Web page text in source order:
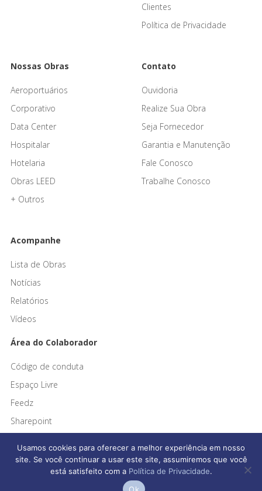
Clientes
Política de Privacidade
Nossas Obras
Aeroportuários
Corporativo
Data Center
Hospitalar
Hotelaria
Obras LEED
+ Outros
Contato
Ouvidoria
Realize Sua Obra
Seja Fornecedor
Garantia e Manutenção
Fale Conosco
Trabalhe Conosco
Acompanhe
Lista de Obras
Notícias
Relatórios
Vídeos
Área do Colaborador
Código de conduta
Espaço Livre
Feedz
Sharepoint
Afonso França Engenharia © 2026 Todos os direitos reservados
Usamos cookies para oferecer a melhor experiência em nosso
site. Se você continuar a usar este site, assumiremos que você
está satisfeito com a Política de Privacidade.
Ok